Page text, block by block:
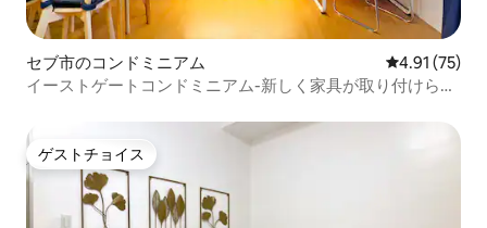
セブ市のコンドミニアム レビュー75
4.91 (75)
イーストゲートコンドミニアム-新しく家具が取り付けられ
ゲストチョイス
ゲストチョイス